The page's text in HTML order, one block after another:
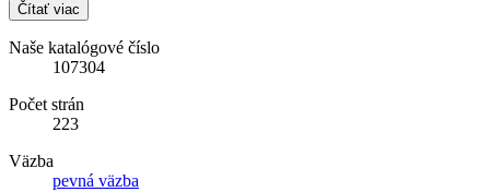
Čítať viac
Naše katalógové číslo
107304
Počet strán
223
Väzba
pevná väzba